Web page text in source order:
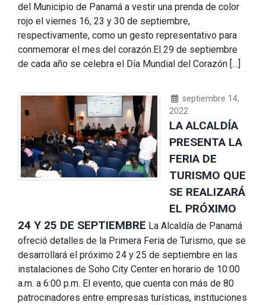
del Municipio de Panamá a vestir una prenda de color
rojo el viernes 16, 23 y 30 de septiembre,
respectivamente, como un gesto representativo para
conmemorar el mes del corazón.El 29 de septiembre
de cada año se celebra el Día Mundial del Corazón […]
septiembre 14,
2022
LA ALCALDÍA
PRESENTA LA
FERIA DE
TURISMO QUE
SE REALIZARÁ
EL PRÓXIMO
24 Y 25 DE SEPTIEMBRE La Alcaldía de Panamá
ofreció detalles de la Primera Feria de Turismo, que se
desarrollará el próximo 24 y 25 de septiembre en las
instalaciones de Soho City Center en horario de 10:00
a.m. a 6:00 p.m. El evento, que cuenta con más de 80
patrocinadores entre empresas turísticas, instituciones